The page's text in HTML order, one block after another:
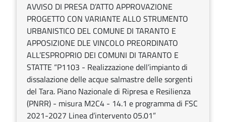
AVVISO DI PRESA D’ATTO APPROVAZIONE
PROGETTO CON VARIANTE ALLO STRUMENTO
URBANISTICO DEL COMUNE DI TARANTO E
APPOSIZIONE DLE VINCOLO PREORDINATO
ALL’ESPROPRIO DEI COMUNI DI TARANTO E
STATTE “P1103 - Realizzazione dell’impianto di
dissalazione delle acque salmastre delle sorgenti
del Tara. Piano Nazionale di Ripresa e Resilienza
(PNRR) - misura M2C4 - 14.1 e programma di FSC
2021-2027 Linea d’intervento 05.01”